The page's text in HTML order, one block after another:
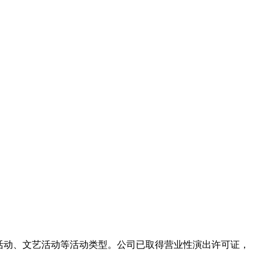
、文艺活动等活动类型。公司已取得营业性演出许可证，